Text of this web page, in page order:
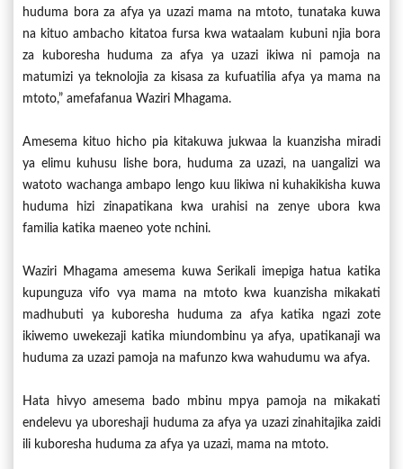
huduma bora za afya ya uzazi mama na mtoto, tunataka kuwa
na kituo ambacho kitatoa fursa kwa wataalam kubuni njia bora
za kuboresha huduma za afya ya uzazi ikiwa ni pamoja na
matumizi ya teknolojia za kisasa za kufuatilia afya ya mama na
mtoto,” amefafanua Waziri Mhagama.
Amesema kituo hicho pia kitakuwa jukwaa la kuanzisha miradi
ya elimu kuhusu lishe bora, huduma za uzazi, na uangalizi wa
watoto wachanga ambapo lengo kuu likiwa ni kuhakikisha kuwa
huduma hizi zinapatikana kwa urahisi na zenye ubora kwa
familia katika maeneo yote nchini.
Waziri Mhagama amesema kuwa Serikali imepiga hatua katika
kupunguza vifo vya mama na mtoto kwa kuanzisha mikakati
madhubuti ya kuboresha huduma za afya katika ngazi zote
ikiwemo uwekezaji katika miundombinu ya afya, upatikanaji wa
huduma za uzazi pamoja na mafunzo kwa wahudumu wa afya.
Hata hivyo amesema bado mbinu mpya pamoja na mikakati
endelevu ya uboreshaji huduma za afya ya uzazi zinahitajika zaidi
ili kuboresha huduma za afya ya uzazi, mama na mtoto.